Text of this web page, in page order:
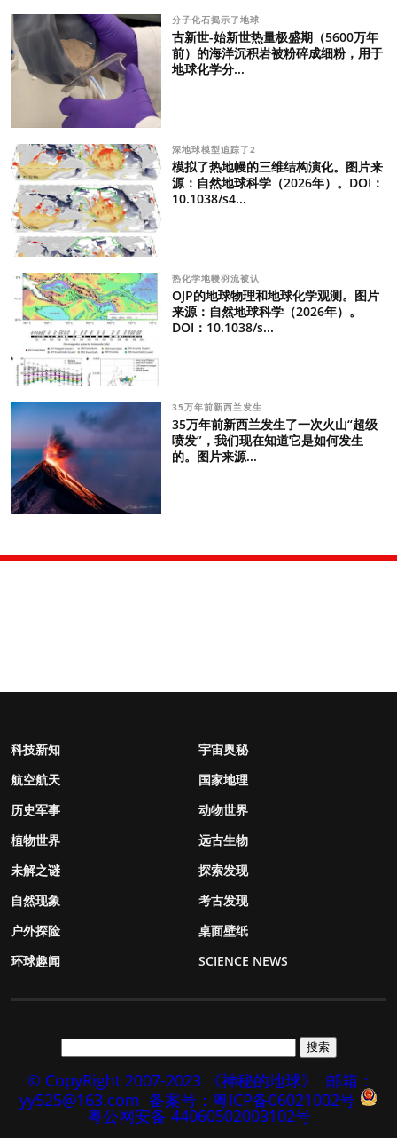
分子化石揭示了地球
古新世-始新世热量极盛期（5600万年
前）的海洋沉积岩被粉碎成细粉，用于
地球化学分...
深地球模型追踪了2
模拟了热地幔的三维结构演化。图片来
源：自然地球科学（2026年）。DOI：
10.1038/s4...
热化学地幔羽流被认
OJP的地球物理和地球化学观测。图片
来源：自然地球科学（2026年）。
DOI：10.1038/s...
35万年前新西兰发生
35万年前新西兰发生了一次火山“超级
喷发”，我们现在知道它是如何发生
的。图片来源...
科技新知
宇宙奥秘
航空航天
国家地理
历史军事
动物世界
植物世界
远古生物
未解之谜
探索发现
自然现象
考古发现
户外探险
桌面壁纸
环球趣闻
SCIENCE NEWS
© CopyRight 2007-2023 《神秘的地球》
邮箱：
yy525@163.com 备案号：粤ICP备06021002号
粤公网安备 44060502003102号